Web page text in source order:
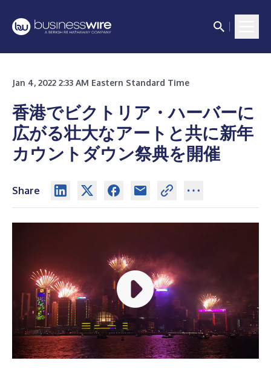
Jan 4, 2022 2:33 AM Eastern Standard Time
香港でビクトリア・ハーバーに
広がる壮大なアートと共に新年
カウントダウン祭典を開催
Share